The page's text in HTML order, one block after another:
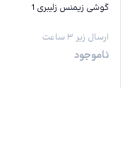
گوشی زیمنس زلیبری 1
ارسال زیر ۳ ساعت
ناموجود